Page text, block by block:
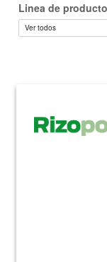
Linea de